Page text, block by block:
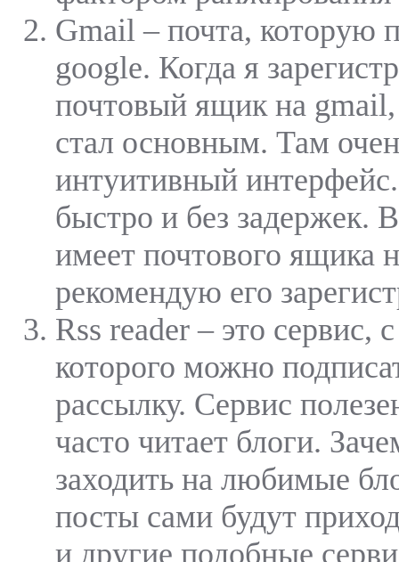
Gmail – почта, которую
google. Когда я
почтовый ящик на
стал основным. Там
интуитивный
быстро и без задержек.
имеет почтового ящика
рекомендую его
Rss reader – это
которого можно
рассылку. Сервис
часто читает блоги.
заходить на любимые
посты сами будут
и другие подобные